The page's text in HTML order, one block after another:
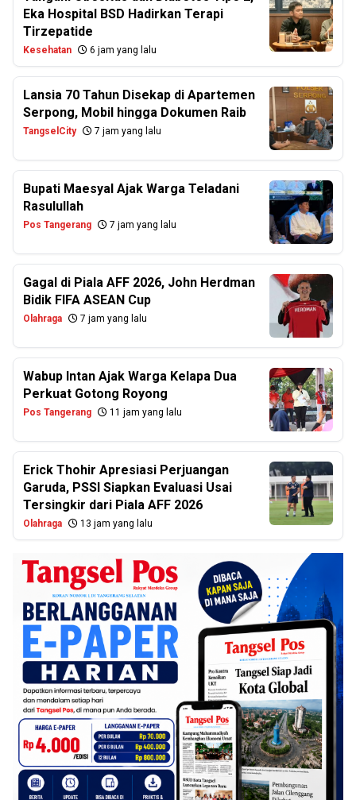
Eka Hospital BSD Hadirkan Terapi
Tirzepatide
Kesehatan 6 jam yang lalu
Lansia 70 Tahun Disekap di Apartemen
Serpong, Mobil hingga Dokumen Raib
TangselCity 7 jam yang lalu
Bupati Maesyal Ajak Warga Teladani
Rasulullah
Pos Tangerang 7 jam yang lalu
Gagal di Piala AFF 2026, John Herdman
Bidik FIFA ASEAN Cup
Olahraga 7 jam yang lalu
Wabup Intan Ajak Warga Kelapa Dua
Perkuat Gotong Royong
Pos Tangerang 11 jam yang lalu
Erick Thohir Apresiasi Perjuangan
Garuda, PSSI Siapkan Evaluasi Usai
Tersingkir dari Piala AFF 2026
Olahraga 13 jam yang lalu